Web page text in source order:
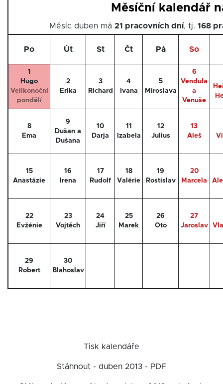
Měsíční kalendář
Měsíc duben má 21 pracovních dní, tj. 168
Po Út St Čt Pá So
1
Hugo
Velikonoční
pondělí
2
Erika
3
Richard
4
Ivana
5
Miroslava
6
Vendula
a
Venuše
8
Ema
9
Dušan a
Dušana
10
Darja
11
Izabela
12
Julius
13
Aleš
15
Anastázie
16
Irena
17
Rudolf
18
Valérie
19
Rostislav
20
Marcela
22
Evžénie
23
Vojtěch
24
Jiří
25
Marek
26
Oto
27
Jaroslav
29
Robert
30
Blahoslav
Tisk kalendáře
Stáhnout - duben 2013 - PDF